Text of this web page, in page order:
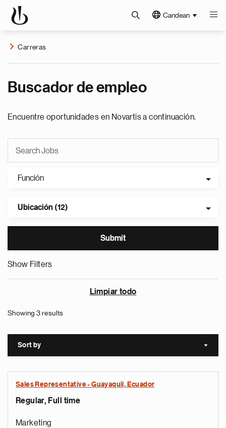
Candean
Carreras
Buscador de empleo
Encuentre oportunidades en Novartis a continuación.
Función
Ubicación (12)
Show Filters
Limpiar todo
Showing 3 results
Sort by Sort
Sales Representative - Guayaquil, Ecuador
Regular, Full time
Marketing